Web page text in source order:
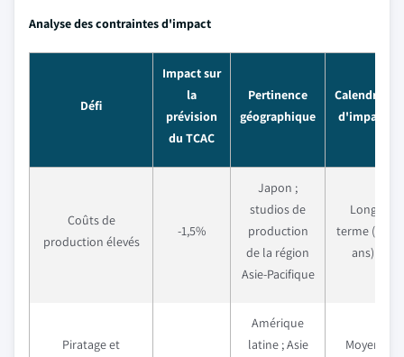
Analyse des contraintes d'impact
Défi
Impact sur
la
prévision
du TCAC
Pertinence
géographique
Calendrier
d'impact
Coûts de
production élevés
-1,5%
Japon ;
studios de
production
de la région
Asie-Pacifique
Long
terme (≥ 4
ans)
Piratage et
Amérique
latine ; Asie
Moyen